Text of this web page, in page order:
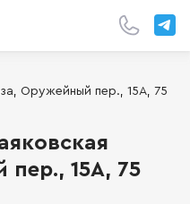
Оружейный пер., 15А, 75
15А, 75